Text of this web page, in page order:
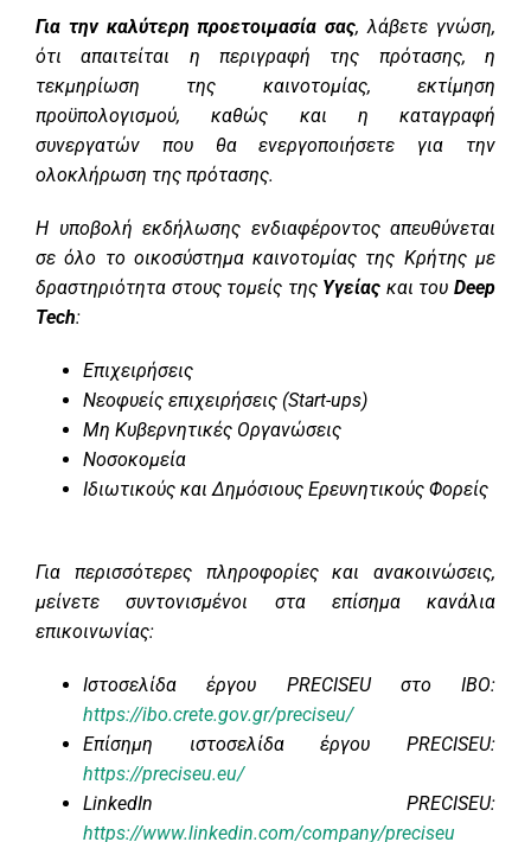
Για την καλύτερη προετοιμασία σας, λάβετε γνώση,
ότι απαιτείται η περιγραφή της πρότασης, η
τεκμηρίωση της καινοτομίας, εκτίμηση
προϋπολογισμού, καθώς και η καταγραφή
συνεργατών που θα ενεργοποιήσετε για την
ολοκλήρωση της πρότασης.
Η υποβολή εκδήλωσης ενδιαφέροντος απευθύνεται
σε όλο το οικοσύστημα καινοτομίας της Κρήτης με
δραστηριότητα στους τομείς της Υγείας και τουDeep
Tech:
Επιχειρήσεις
Νεοφυείς επιχειρήσεις (Start-ups)
Μη Κυβερνητικές Οργανώσεις
Νοσοκομεία
Ιδιωτικούς και Δημόσιους Ερευνητικούς Φορείς
Για περισσότερες πληροφορίες και ανακοινώσεις,
μείνετε συντονισμένοι στα επίσημα κανάλια
επικοινωνίας:
Ιστοσελίδα έργου PRECISEU στο IBO:
https://ibo.crete.gov.gr/preciseu/
Επίσημη ιστοσελίδα έργου PRECISEU:
https://preciseu.eu/
LinkedIn PRECISEU:
https://www.linkedin.com/company/preciseu